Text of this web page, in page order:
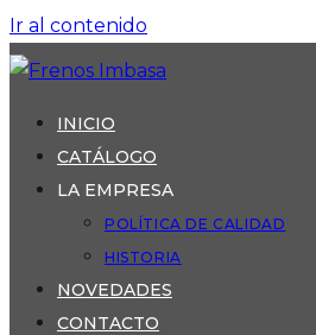
Ir al contenido
INICIO
CATÁLOGO
LA EMPRESA
POLÍTICA DE CALIDAD
HISTORIA
NOVEDADES
CONTACTO